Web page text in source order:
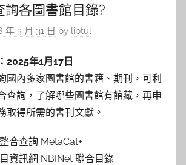
詢各圖書館目錄?
年 3 月 31 日 by libtul
2025年1月17日
國內多家圖書館的書籍、期刊，可利
查詢，了解哪些圖書館有館藏，再申
取得所需的書刊文獻。
合查詢 MetaCat+
資訊網 NBINet 聯合目錄